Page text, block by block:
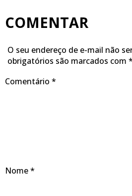
COMENTAR
O seu endereço de e-mail não
obrigatórios são marcados com *
Comentário *
Nome*